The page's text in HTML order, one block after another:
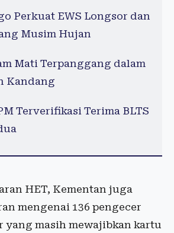
Perkuat EWS Longsor dan
Musim Hujan
Mati Terpanggang dalam
Kandang
Terverifikasi Terima BLTS
HET, Kementan juga
mengenai 136 pengecer
masih mewajibkan kartu